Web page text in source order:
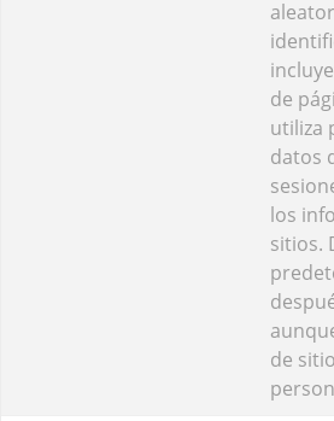
de
utiliza
datos
los
sitios.
de